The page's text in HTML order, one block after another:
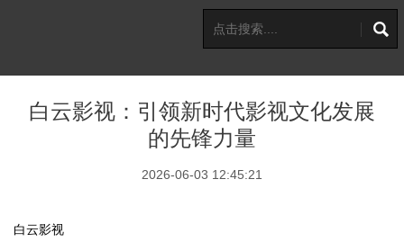
白云影视：引领新时代影视文化发展
的先锋力量
2026-06-03 12:45:21
白云影视